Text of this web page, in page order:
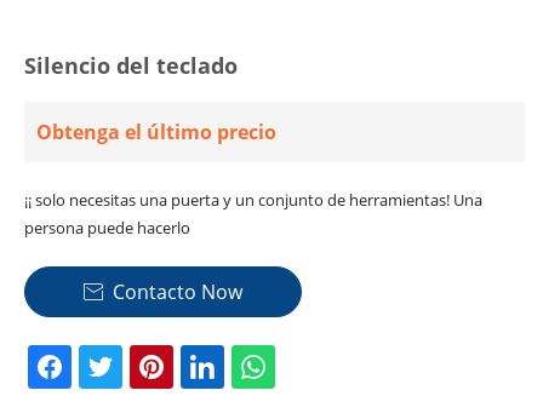
Silencio del teclado
Obtenga el último precio
¡¡ solo necesitas una puerta y un conjunto de herramientas! Una
persona puede hacerlo
 Contacto Now